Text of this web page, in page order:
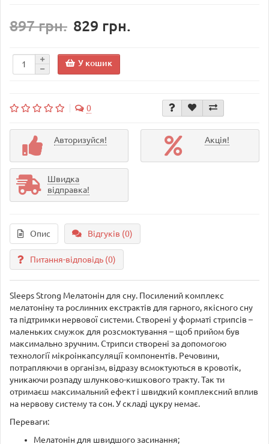
897 грн. 829 грн.
У кошик
0
Авторизуйся! Акція!
Швидка
відправка!
Опис Відгуків (0)
Питання-відповідь (0)
Sleeps Strong Мелатонін для сну. Посилений комплекс
мелатоніну та рослинних екстрактів для гарного, якісного сну
та підтримки нервової системи. Створені у форматі стрипсів –
маленьких смужок для розсмоктування – щоб прийом був
максимально зручним. Стрипси створені за допомогою
технології мікроінкапсуляції компонентів. Речовини,
потрапляючи в організм, відразу всмоктуються в кровотік,
уникаючи розпаду шлунково-кишкового тракту. Так ти
отримаєш максимальний ефект і швидкий комплексний вплив
на нервову систему та сон. У складі цукру немає.
Переваги:
Мелатонін для швидшого засинання;